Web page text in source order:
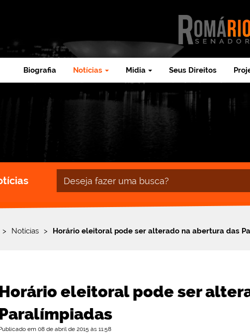
Biografia Notícias Midia Seus Direitos
busca
> Notícias > Horário eleitoral pode ser alterado na abertura das
Horário eleitoral pode ser
Paralímpiadas
em 08 de abril de 2015 às 11:58